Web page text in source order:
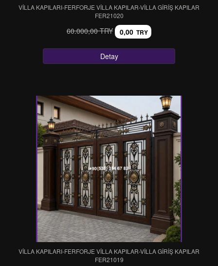
VİLLA KAPILARI-FERFORJE VİLLA KAPILAR-VİLLA GİRİŞ KAPILAR
FER21020
60.000,00 TRY 0,00 TRY
Detay
VİLLA KAPILARI-FERFORJE VİLLA KAPILAR-VİLLA GİRİŞ KAPILAR
FER21019